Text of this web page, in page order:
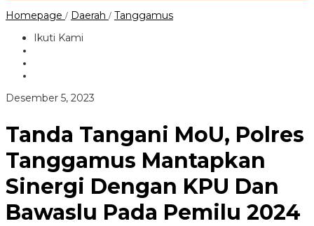
Homepage / Daerah / TanggamusTanda
Bawaslu
Pada
2024
Ikuti Kami
Desember 5, 2023
Tanda Tangani MoU, Polres
Tanggamus Mantapkan
Sinergi Dengan KPU Dan
Bawaslu Pada Pemilu 2024